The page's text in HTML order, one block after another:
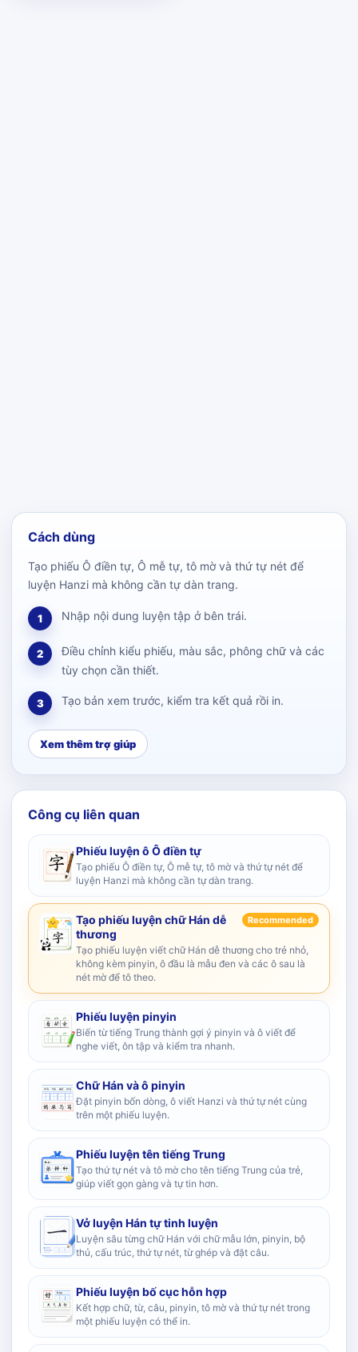
Cách dùng
Tạo phiếu Ô điền tự, Ô mễ tự, tô mờ và thứ tự nét để
luyện Hanzi mà không cần tự dàn trang.
1 Nhập nội dung luyện tập ở bên trái.
2
Điều chỉnh kiểu phiếu, màu sắc, phông chữ và các
tùy chọn cần thiết.
3 Tạo bản xem trước, kiểm tra kết quả rồi in.
Xem thêm trợ giúp
Công cụ liên quan
Phiếu luyện ô Ô điền tự
Tạo phiếu Ô điền tự, Ô mễ tự, tô mờ và thứ tự nét để
luyện Hanzi mà không cần tự dàn trang.
Tạo phiếu luyện chữ Hán dễ
thương
Recommended
Tạo phiếu luyện viết chữ Hán dễ thương cho trẻ nhỏ,
không kèm pinyin, ô đầu là mẫu đen và các ô sau là
nét mờ để tô theo.
Phiếu luyện pinyin
Biến từ tiếng Trung thành gợi ý pinyin và ô viết để
nghe viết, ôn tập và kiểm tra nhanh.
Chữ Hán và ô pinyin
Đặt pinyin bốn dòng, ô viết Hanzi và thứ tự nét cùng
trên một phiếu luyện.
Phiếu luyện tên tiếng Trung
Tạo thứ tự nét và tô mờ cho tên tiếng Trung của trẻ,
giúp viết gọn gàng và tự tin hơn.
Vở luyện Hán tự tinh luyện
Luyện sâu từng chữ Hán với chữ mẫu lớn, pinyin, bộ
thủ, cấu trúc, thứ tự nét, từ ghép và đặt câu.
Phiếu luyện bố cục hỗn hợp
Kết hợp chữ, từ, câu, pinyin, tô mờ và thứ tự nét trong
một phiếu luyện có thể in.